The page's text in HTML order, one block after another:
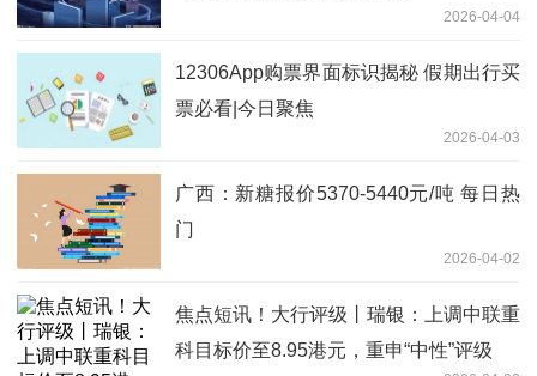
2026-04-04
12306App购票界面标识揭秘 假期出行买
票必看|今日聚焦
2026-04-03
广西：新糖报价5370-5440元/吨 每日热
门
2026-04-02
焦点短讯！大行评级丨瑞银：上调中联重
科目标价至8.95港元，重申“中性”评级